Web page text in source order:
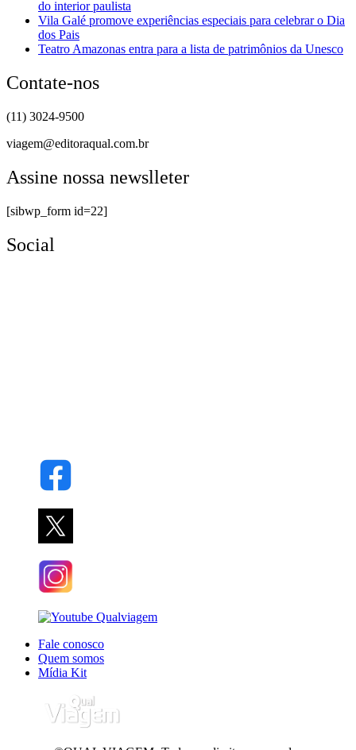
do interior paulista
Vila Galé promove experiências especiais para celebrar o Dia
dos Pais
Teatro Amazonas entra para a lista de patrimônios da Unesco
Contate-nos
(11) 3024-9500
viagem@editoraqual.com.br
Assine nossa newslleter
[sibwp_form id=22]
Social
Fale conosco
Quem somos
Mídia Kit